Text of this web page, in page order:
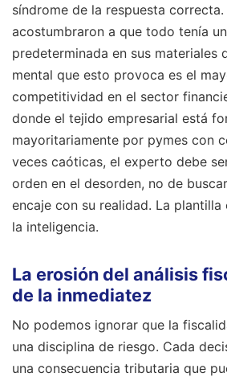
síndrome de la respuesta
acostumbraron a que todo tenía
predeterminada en sus materiales
mental que esto provoca es el
competitividad en el sector
donde el tejido empresarial está
mayoritariamente por pymes con
veces caóticas, el experto debe
orden en el desorden, no de
encaje con su realidad. La plantilla
la inteligencia.
La erosión del análisis
de la inmediatez
No podemos ignorar que la
una disciplina de riesgo. Cada
una consecuencia tributaria que